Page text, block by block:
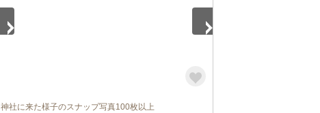
神社に来た様子のスナップ写真100枚以上